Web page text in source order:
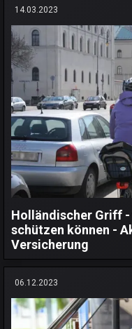
14.03.2023
Holländischer Griff
schützen können -
Versicherung
06.12.2023